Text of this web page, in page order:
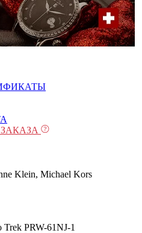
Klein, Michael Kors
PRW-61NJ-1